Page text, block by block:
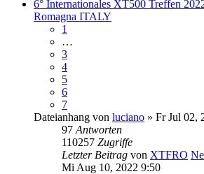
6° Internationales XT500 Treffen
Romagna ITALY
1
…
3
4
5
6
7
Dateianhang von luciano » Fr Jul 02,
97 Antworten
110257 Zugriffe
Letzter Beitrag von XTFRO
Mi Aug 10, 2022 9:50